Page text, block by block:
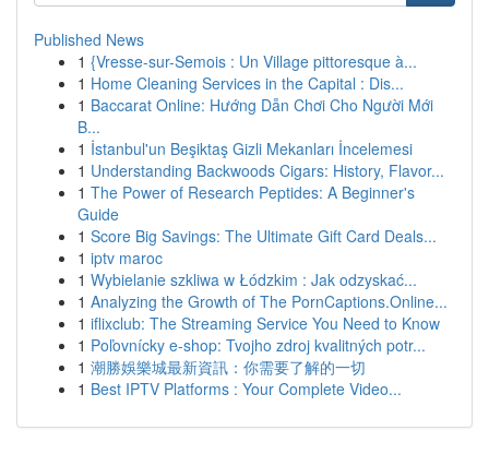
Published News
1 {Vresse-sur-Semois : Un Village pittoresque à...
1 Home Cleaning Services in the Capital : Dis...
1 Baccarat Online: Hướng Dẫn Chơi Cho Người Mới
B...
1 İstanbul'un Beşiktaş Gizli Mekanları İncelemesi
1 Understanding Backwoods Cigars: History, Flavor...
1 The Power of Research Peptides: A Beginner's
Guide
1 Score Big Savings: The Ultimate Gift Card Deals...
1 iptv maroc
1 Wybielanie szkliwa w Łódzkim : Jak odzyskać...
1 Analyzing the Growth of The PornCaptions.Online...
1 iflixclub: The Streaming Service You Need to Know
1 Poľovnícky e-shop: Tvojho zdroj kvalitných potr...
1 潮勝娛樂城最新資訊：你需要了解的一切
1 Best IPTV Platforms : Your Complete Video...